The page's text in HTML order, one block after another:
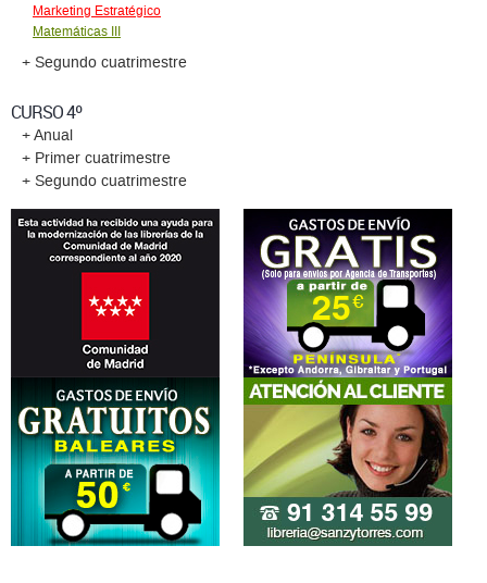
Marketing Estratégico
Matemáticas III
+ Segundo cuatrimestre
CURSO 4º
+ Anual
+ Primer cuatrimestre
+ Segundo cuatrimestre